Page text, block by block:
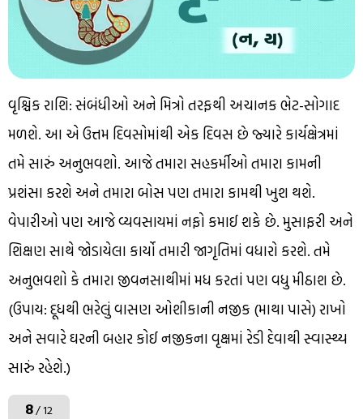
વૃશ્ચિક રાશિ: સંબંધીઓ અને મિત્રો તરફથી અચાનક ભેટ-સોગાદ
મળશે. આ એ ઉત્તમ દિવસોમાંથી એક દિવસ છે જ્યારે કાર્યક્ષેત્રમાં
તમે સારું અનુભવશો. આજે તમારા સહકર્મીઓ તમારા કામની
પ્રશંસા કરશે અને તમારા બોસ પણ તમારા કામથી ખુશ થશે.
વેપારીઓ પણ આજે વ્યવસાયમાં નફો કમાઈ શકે છે. મુસાફરી અને
શિક્ષણ સાથે જોડાયેલા કાર્યો તમારી જાગૃતિમાં વધારો કરશે. તમે
અનુભવશો કે તમારા જીવનસાથીમાં મધ કરતાં પણ વધુ મીઠાશ છે.
(ઉપાય: દૂધથી ભરેલું વાસણ ઓશીકાની નજીક (માથા પાસે) રાખો
અને સવારે ઘરની બહાર કોઈ નજીકના વૃક્ષમાં રેડી દેવાથી સ્વાસ્થ્ય
સારું રહેશે.)
8/ 12